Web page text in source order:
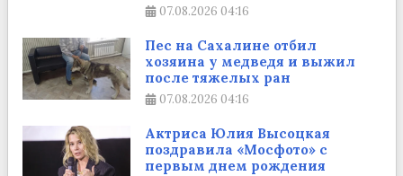
07.08.2026 04:16
Пес на Сахалине отбил
хозяина у медведя и выжил
после тяжелых ран
07.08.2026 04:16
Актриса Юлия Высоцкая
поздравила «Мосфото» с
первым днем рождения